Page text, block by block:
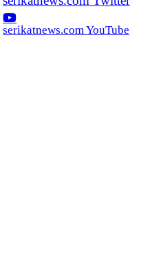
serikatnews.com YouTube